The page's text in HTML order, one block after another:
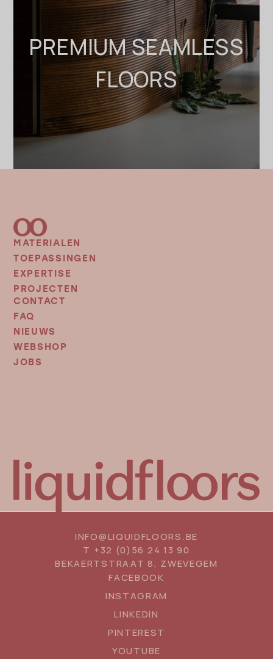
PREMIUM SEAMLESS
FLOORS
FOOTER
MENU
MATERIALEN
TOEPASSINGEN
EXPERTISE
PROJECTEN
FOOTER
MENU
2
CONTACT
FAQ
NIEUWS
WEBSHOP
JOBS
INFO@LIQUIDFLOORS.BE
T +32 (0)56 24 13 90
BEKAERTSTRAAT 8, ZWEVEGEM
FACEBOOK
INSTAGRAM
LINKEDIN
PINTEREST
YOUTUBE